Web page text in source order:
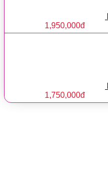
1,950,000đ
1,750,000đ